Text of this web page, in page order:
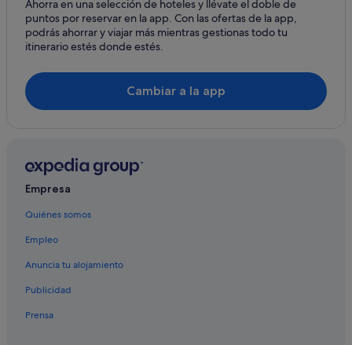
Albinia hoteles
Hoteles cerca de Baccarini
Ahorra en una selección de hoteles y llévate el doble de
puntos por reservar en la app. Con las ofertas de la app,
podrás ahorrar y viajar más mientras gestionas todo tu
itinerario estés donde estés.
Cambiar a la app
Empresa
Quiénes somos
Empleo
Anuncia tu alojamiento
Publicidad
Prensa